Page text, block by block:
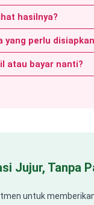
hasilnya?
yang perlu
atau bayar nanti?
Jujur, Tanpa
untuk